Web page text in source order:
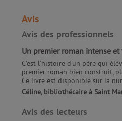
Avis
Avis des professionnels
Un premier roman intense et
C'est l'histoire d'un père qui
premier roman bien construit,
Ce livre est disponible sur la
Céline, bibliothécaire à Saint
Avis des lecteurs